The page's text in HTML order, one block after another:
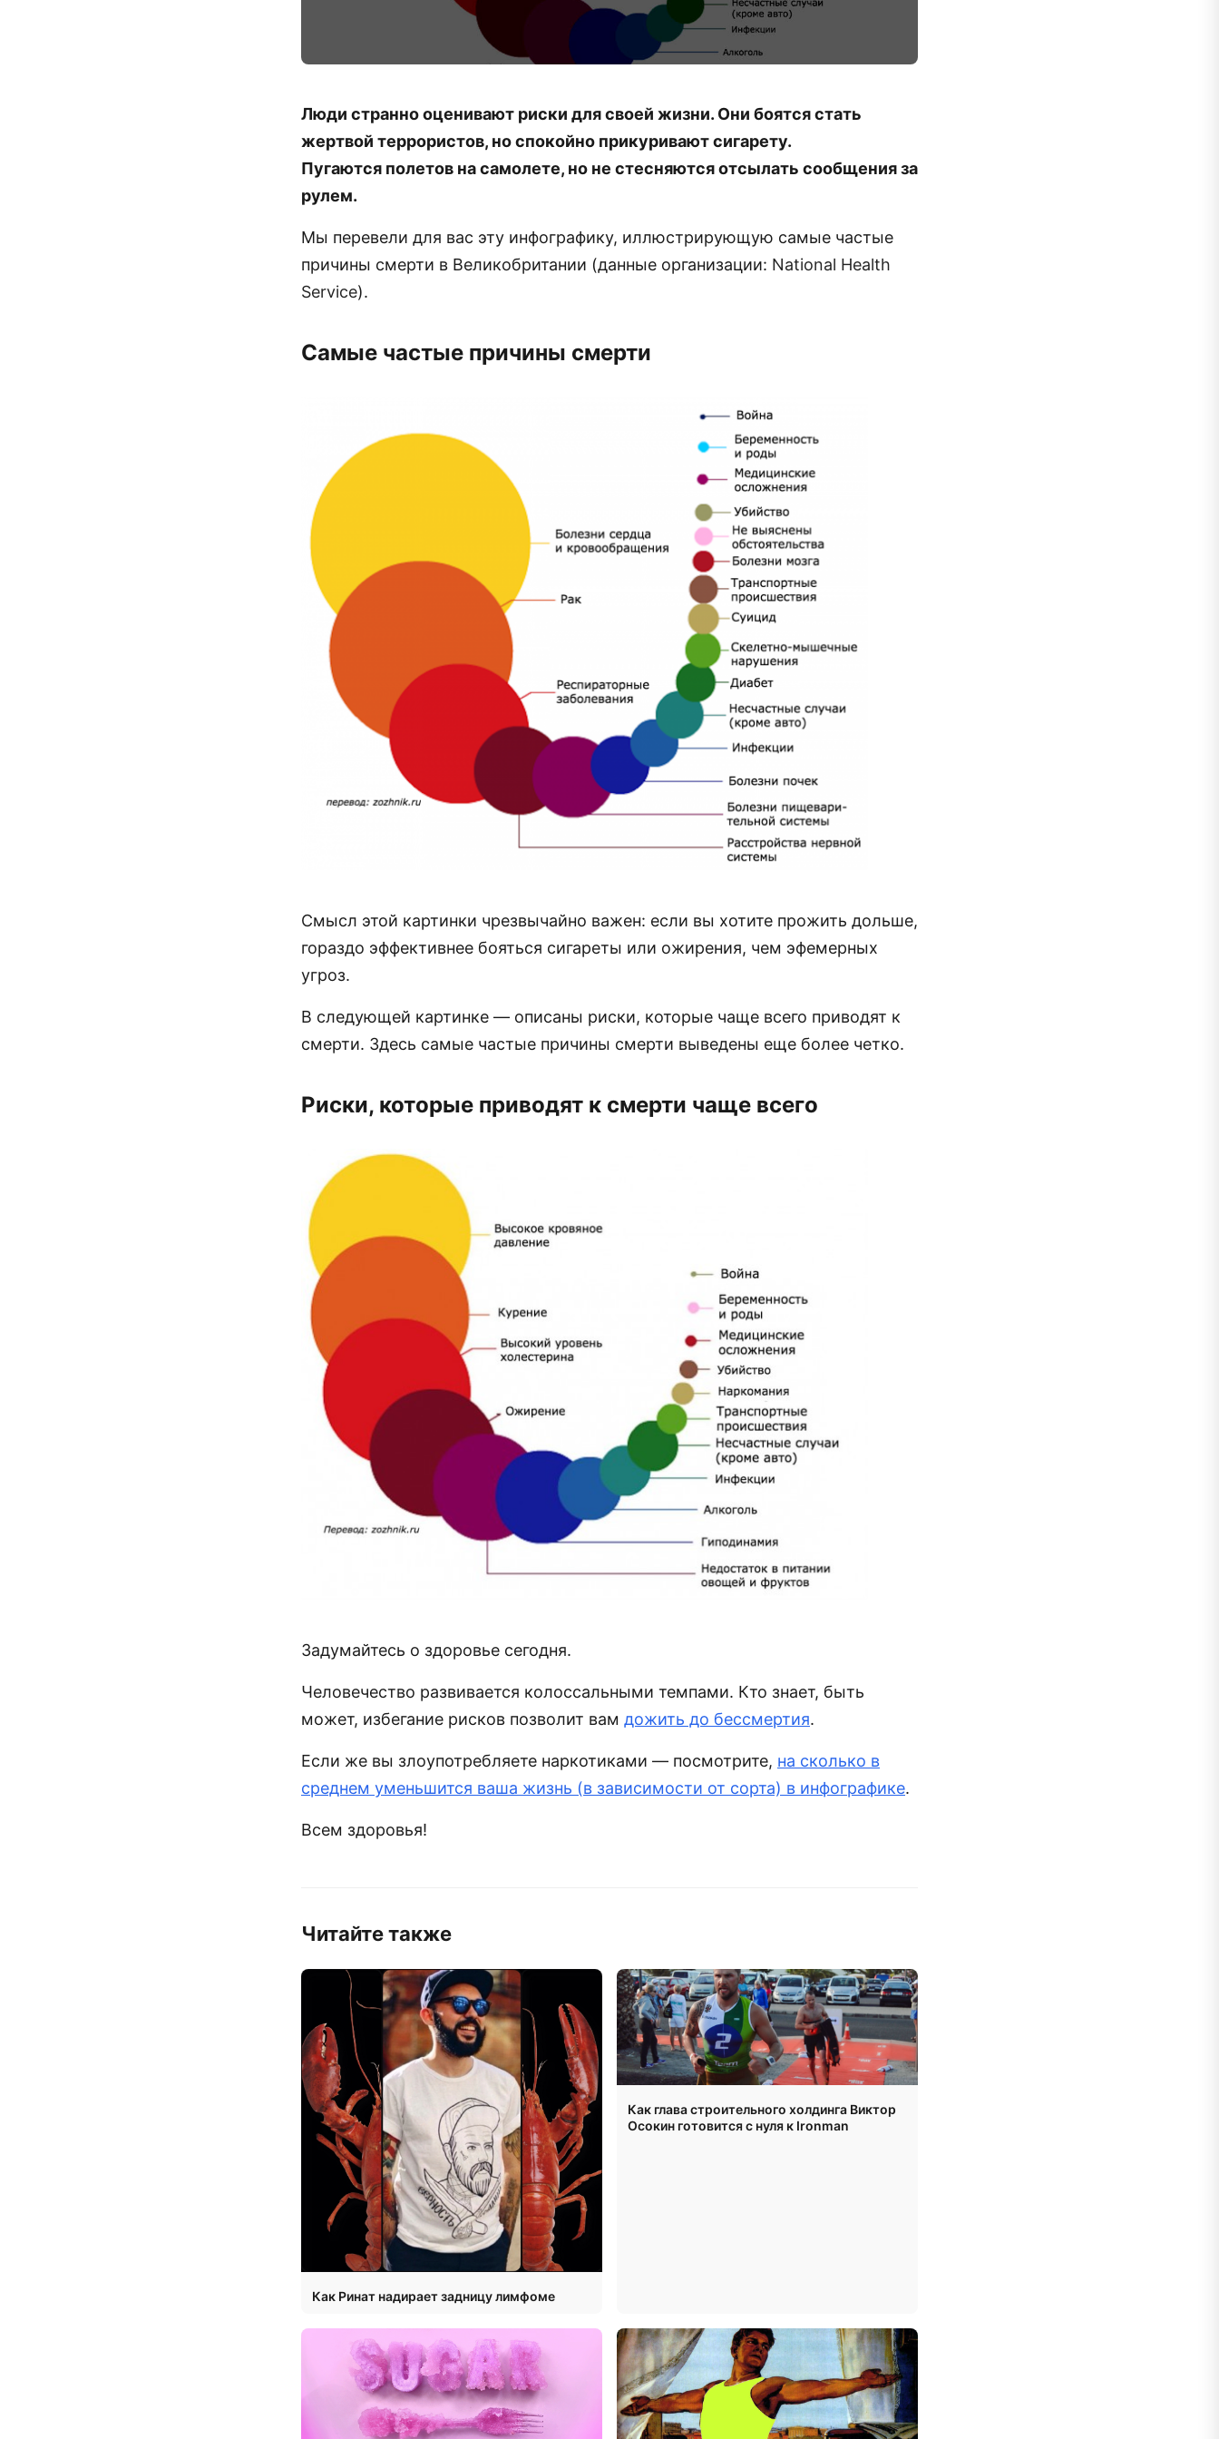
Люди странно оценивают риски для своей жизни. Они боятся стать
жертвой террористов, но спокойно прикуривают сигарету.
Пугаются полетов на самолете, но не стесняются отсылать сообщения за
рулем.
Мы перевели для вас эту инфографику, иллюстрирующую самые частые
причины смерти в Великобритании (данные организации: National Health
Service).
Самые частые причины смерти
Смысл этой картинки чрезвычайно важен: если вы хотите прожить дольше,
гораздо эффективнее бояться сигареты или ожирения, чем эфемерных
угроз.
В следующей картинке — описаны риски, которые чаще всего приводят к
смерти. Здесь самые частые причины смерти выведены еще более четко.
Риски, которые приводят к смерти чаще всего
Задумайтесь о здоровье сегодня.
Человечество развивается колоссальными темпами. Кто знает, быть
может, избегание рисков позволит вам дожить до бессмертия.
Если же вы злоупотребляете наркотиками — посмотрите, на сколько в
среднем уменьшится ваша жизнь (в зависимости от сорта) в инфографике.
Всем здоровья!
Читайте также
Как Ринат надирает задницу лимфоме
Как глава строительного холдинга Виктор
Осокин готовится с нуля к Ironman